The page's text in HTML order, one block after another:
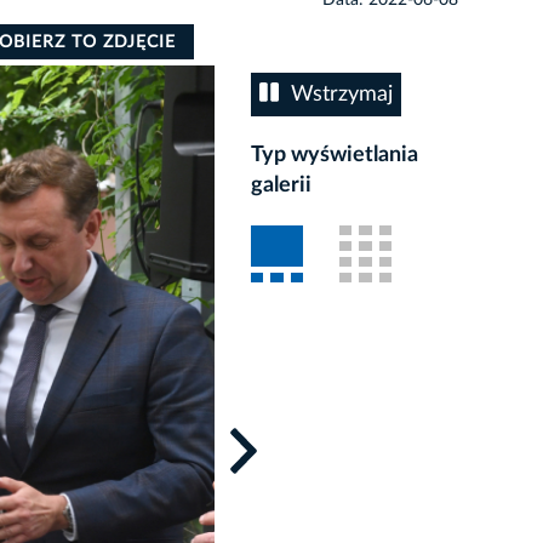
Wstrzymaj
Typ wyświetlania
galerii
TO ZDJĘCIE